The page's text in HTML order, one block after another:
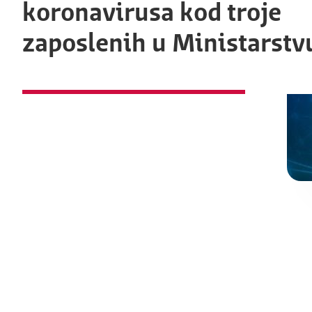
koronavirusa kod troje
zaposlenih u